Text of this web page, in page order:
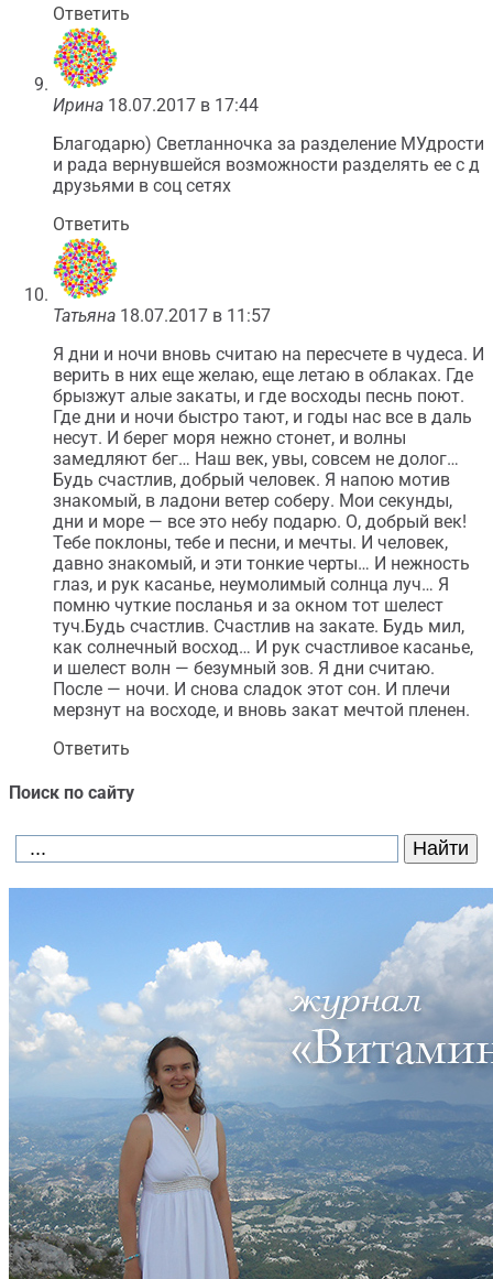
Ответить
Ирина 18.07.2017 в 17:44
Благодарю) Светланночка за разделение МУдрости
и рада вернувшейся возможности разделять ее с д
друзьями в соц сетях
Ответить
Татьяна 18.07.2017 в 11:57
Я дни и ночи вновь считаю на пересчете в чудеса. И
верить в них еще желаю, еще летаю в облаках. Где
брызжут алые закаты, и где восходы песнь поют.
Где дни и ночи быстро тают, и годы нас все в даль
несут. И берег моря нежно стонет, и волны
замедляют бег… Наш век, увы, совсем не долог…
Будь счастлив, добрый человек. Я напою мотив
знакомый, в ладони ветер соберу. Мои секунды,
дни и море — все это небу подарю. О, добрый век!
Тебе поклоны, тебе и песни, и мечты. И человек,
давно знакомый, и эти тонкие черты… И нежность
глаз, и рук касанье, неумолимый солнца луч… Я
помню чуткие посланья и за окном тот шелест
туч.Будь счастлив. Счастлив на закате. Будь мил,
как солнечный восход… И рук счастливое касанье,
и шелест волн — безумный зов. Я дни считаю.
После — ночи. И снова сладок этот сон. И плечи
мерзнут на восходе, и вновь закат мечтой пленен.
Ответить
Поиск по сайту